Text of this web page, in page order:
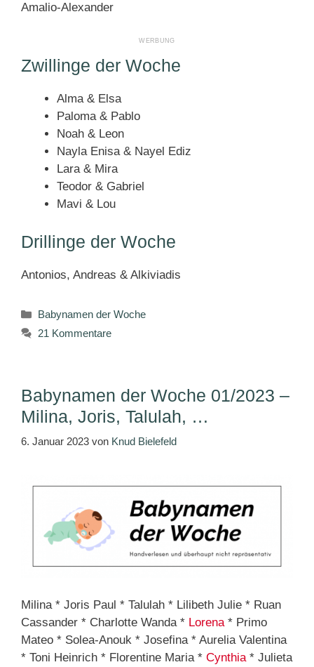
Amalio-Alexander
Zwillinge der Woche
Alma & Elsa
Paloma & Pablo
Noah & Leon
Nayla Enisa & Nayel Ediz
Lara & Mira
Teodor & Gabriel
Mavi & Lou
Drillinge der Woche
Antonios, Andreas & Alkiviadis
Kategorien
Babynamen der Woche
21 Kommentare
Babynamen der Woche 01/2023 –
Milina, Joris, Talulah, …
6. Januar 2023 von Knud Bielefeld
Milina * Joris Paul * Talulah * Lilibeth Julie * Ruan
Cassander * Charlotte Wanda * Lorena * Primo
Mateo * Solea-Anouk * Josefina * Aurelia Valentina
* Toni Heinrich * Florentine Maria * Cynthia * Julieta